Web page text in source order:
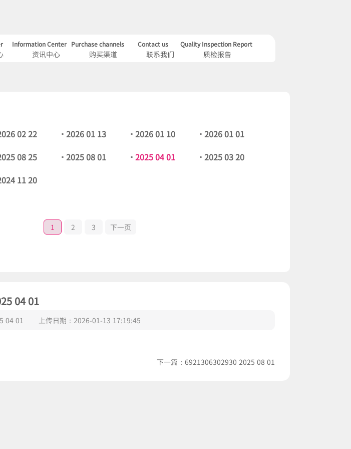
Information Center Purchase channels Contact us Quality Inspection Report
资讯中心 购买渠道 联系我们 质检报告
02 22 2026 01 13 2026 01 10
2026 01 01
08 25 2025 08 01 2025 04 01
2025 03 20
11 20
1 2 3 下一页
04 01
04 01 上传日期： 2026-01-13 17:19:45
下一篇： 6921306302930 2025 08 01